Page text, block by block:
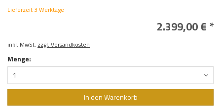
Lieferzeit 3 Werktage
2.399,00 € *
inkl. MwSt. zzgl. Versandkosten
Menge:
1
In den Warenkorb